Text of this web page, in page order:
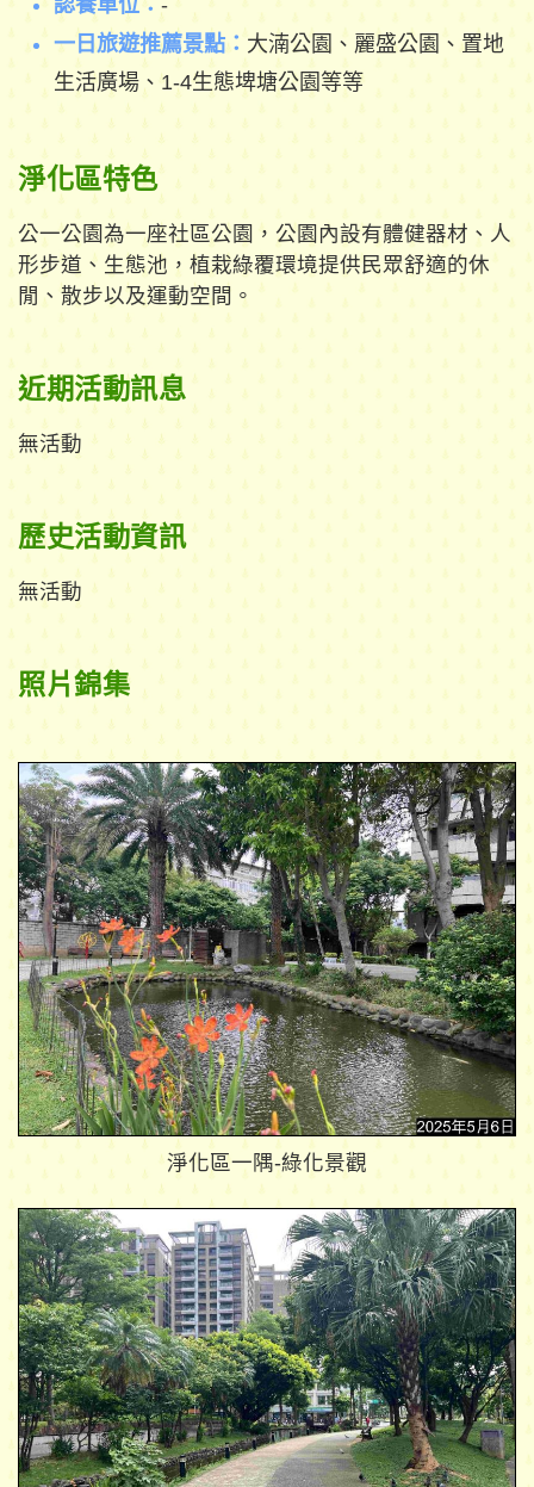
認養單位： -
一日旅遊推薦景點： 大湳公園、麗盛公園、置地
生活廣場、1-4生態埤塘公園等等
淨化區特色
公一公園為一座社區公園，公園內設有體健器材、人
形步道、生態池，植栽綠覆環境提供民眾舒適的休
閒、散步以及運動空間。
近期活動訊息
無活動
歷史活動資訊
無活動
照片錦集
淨化區一隅-綠化景觀